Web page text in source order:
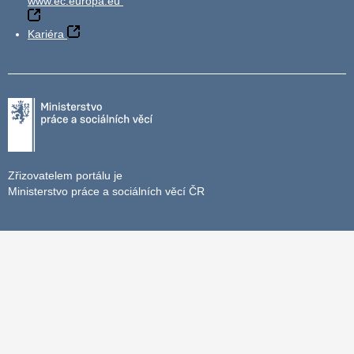
Kariéra
Zřizovatelem portálu je
Ministerstvo práce a sociálních věcí ČR